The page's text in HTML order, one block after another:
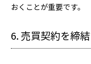
おくことが重要です。
6. 売買契約を締